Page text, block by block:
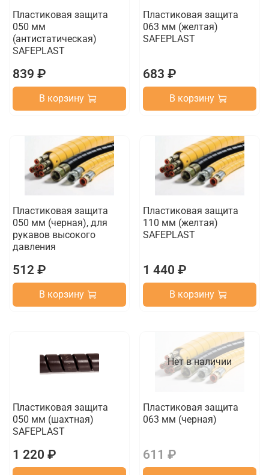
Пластиковая защита
050 мм
(антистатическая)
SAFEPLAST
839 ₽
В корзину
Пластиковая защита
063 мм (желтая)
SAFEPLAST
683 ₽
В корзину
Пластиковая защита
050 мм (черная), для
рукавов высокого
давления
512 ₽
В корзину
Пластиковая защита
110 мм (желтая)
SAFEPLAST
1 440 ₽
В корзину
Пластиковая защита
050 мм (шахтная)
SAFEPLAST
1 220 ₽
Нет в наличии
Пластиковая защита
063 мм (черная)
611 ₽